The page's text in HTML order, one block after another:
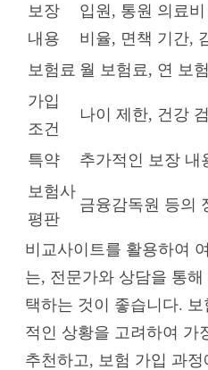
보장
내용
입원, 통원 의료
비율, 면책 기간,
보험료 월 보험료, 연 보
가입
조건
나이 제한, 건강
특약
추가적인 보장 내
보험사
평판
금융감독원 등의
비교사이트를 활용하여
는, 전문가와 상담을 통
택하는 것이 좋습니다.
적인 상황을 고려하여 가
추천하고, 보험 가입 과